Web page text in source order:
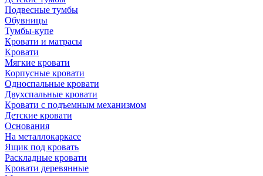
Подвесные тумбы
Обувницы
Тумбы-купе
Кровати и матрасы
Кровати
Мягкие кровати
Корпусные кровати
Односпальные кровати
Двухспальные кровати
Кровати с подъемным механизмом
Детские кровати
Основания
На металлокаркасе
Ящик под кровать
Раскладные кровати
Кровати деревянные